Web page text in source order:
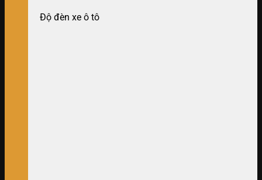
Độ đèn xe ô tô